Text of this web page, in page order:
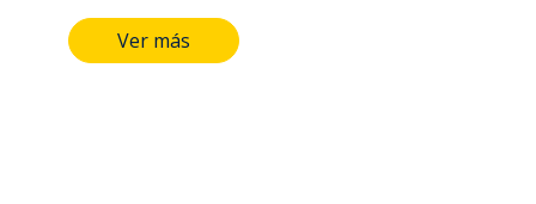
Grado de protección IP: Hasta IP66
Grado de resistencia al impacto IK:
Ver más